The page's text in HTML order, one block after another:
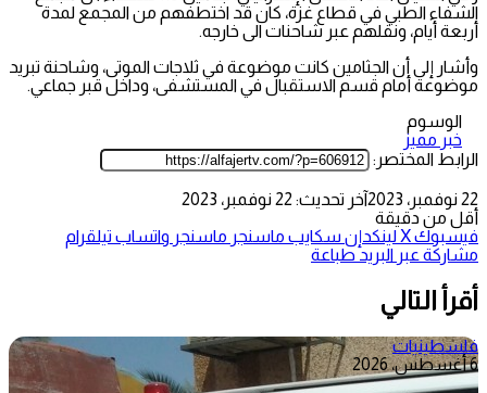
الشفاء الطبي في قطاع غزة، كان قد اختطفهم من المجمع لمدة
أربعة أيام، ونقلهم عبر شاحنات الى خارجه.
وأشار إلى أن الجثامين كانت موضوعة في ثلاجات الموتى، وشاحنة تبريد
موضوعة أمام قسم الاستقبال في المستشفى، وداخل قبر جماعي.
الوسوم
خبر مميز
الرابط المختصر:
22 نوفمبر، 2023
آخر تحديث: 22 نوفمبر، 2023
أقل من دقيقة
فيسبوك‫Xلينكدإن سكايب ماسنجر ماسنجر واتساب تيلقرام
مشاركة عبر البريد طباعة
أقرأ التالي
فلسطينيات
6 أغسطس، 2026